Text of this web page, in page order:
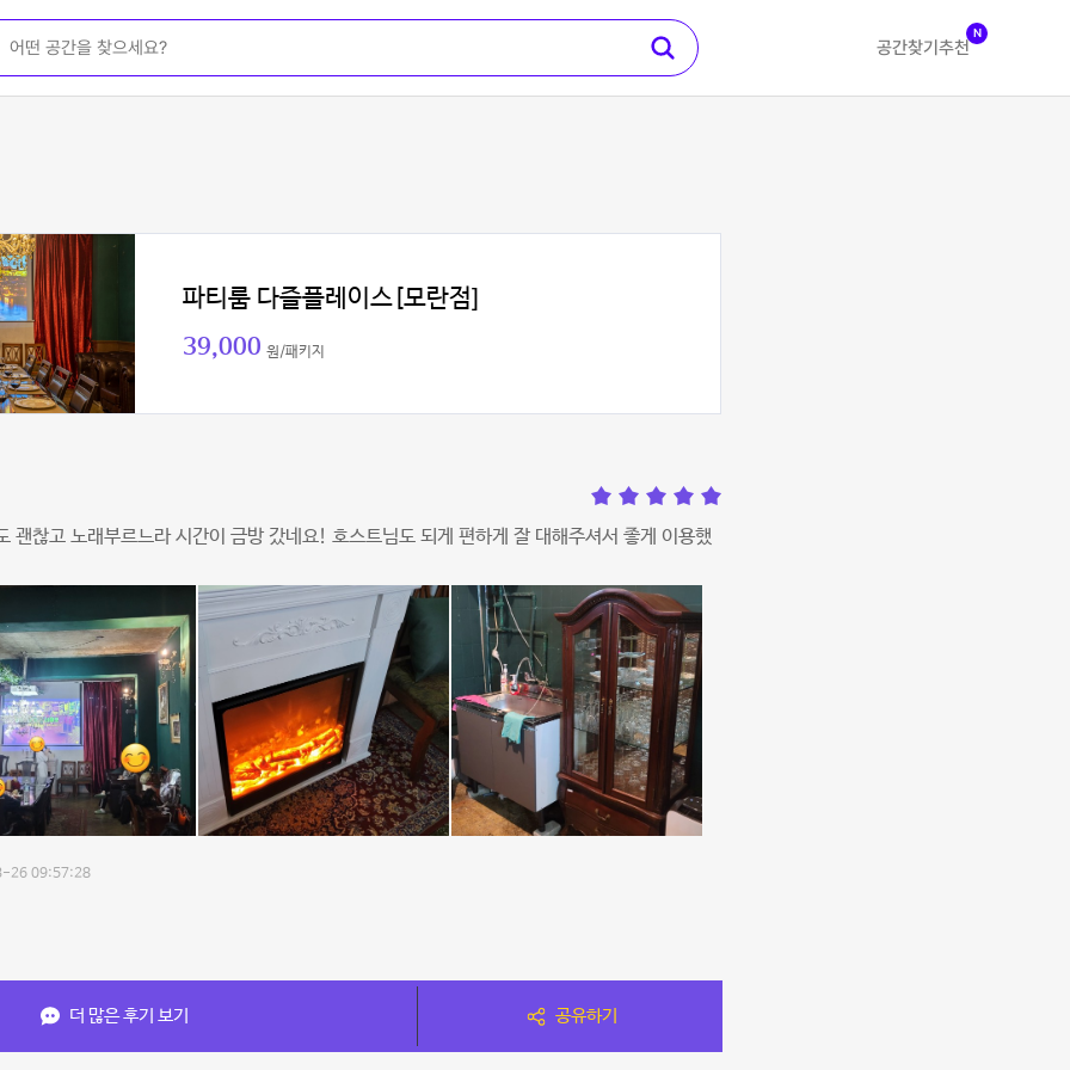
공간찾기 추천
N
파티룸 다즐플레이스[모란점]
39,000 원/패키지
괜찮고 노래부르느라 시간이 금방 갔네요! 호스트님도 되게 편하게 잘 대해주셔서 좋게 이용했
26 09:57:28
더 많은 후기 보기 공유하기